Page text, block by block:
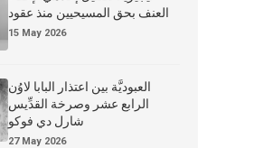
العنف بحق المسيحيين منذ عقود
15 May 2026
العبوديَّة بين اعتذار البابا لاوُن
الرابع عشر وصرخة القدِّيس
شارل دي فوكو
27 May 2026